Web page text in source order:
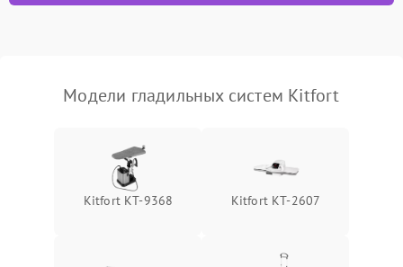
Неисправность системы
Проблемы с регулировкой
температуры
1500 ₽ Подробнее →
Подробнее →
Модели гладильных систем Kitfort
Kitfort КТ-9368 Kitfort КТ-2607